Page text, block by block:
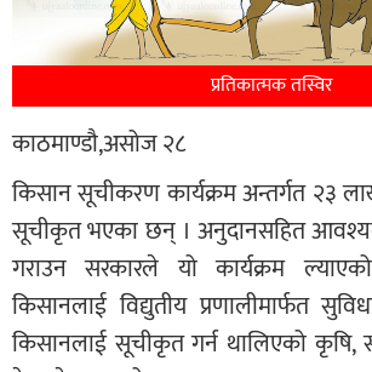
प्रतिकात्मक तस्विर
काठमाण्डौ,असोज २८
किसान सूचीकरण कार्यक्रम अन्तर्गत २३
सूचीकृत भएका छन् । अनुदानसहित
गराउन सरकारले यो कार्यक्रम
किसानलाई विद्युतीय प्रणालीमार्फत
किसानलाई सूचीकृत गर्न थालिएको कृषि,